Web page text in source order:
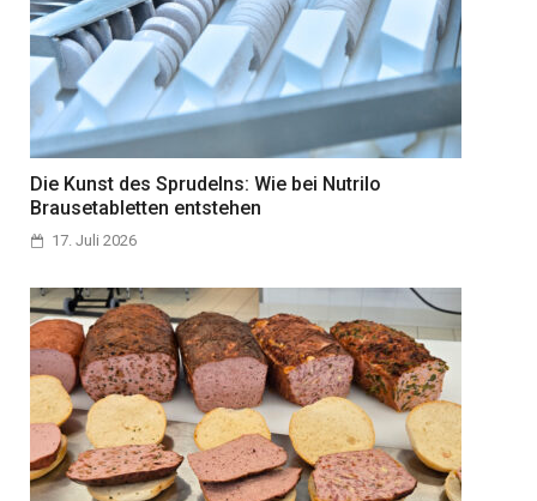
Die Kunst des Sprudelns: Wie bei Nutrilo
Brausetabletten entstehen
17. Juli 2026